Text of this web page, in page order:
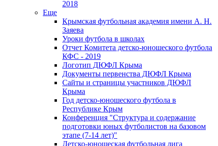
2018
Еще
Крымская футбольная академия имени А. Н.
Заяева
Уроки футбола в школах
Отчет Комитета детско-юношеского футбола
КФС - 2019
Логотип ДЮФЛ Крыма
Документы первенства ДЮФЛ Крыма
Сайты и страницы участников ДЮФЛ
Крыма
Год детско-юношеского футбола в
Республике Крым
Конференция "Структура и содержание
подготовки юных футболистов на базовом
этапе (7-14 лет)"
Детско-юношеская футбольная лига